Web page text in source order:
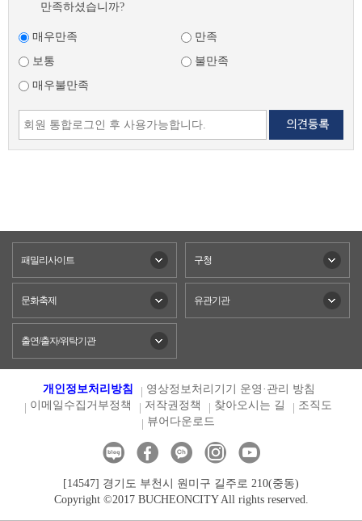
만족하셨습니까?
매우만족
만족
보통
불만족
매우불만족
패밀리사이트 구청
문화축제 유관기관
출연/출자/위탁기관
개인정보처리방침
영상정보처리기기 운영·관리 방침
이메일수집거부정책
저작권정책 찾아오시는 길
조직도
뷰어다운로드
[14547] 경기도 부천시 원미구 길주로 210(중동)
Copyright ©2017 BUCHEONCITY All rights reserved.